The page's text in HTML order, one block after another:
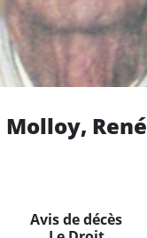
Molloy, René
Avis de décès